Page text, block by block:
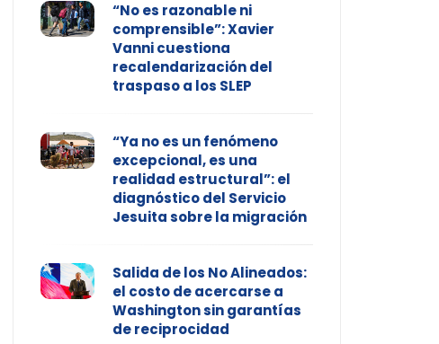
“No es razonable ni
comprensible”: Xavier
Vanni cuestiona
recalendarización del
traspaso a los SLEP
“Ya no es un fenómeno
excepcional, es una
realidad estructural”: el
diagnóstico del Servicio
Jesuita sobre la migración
Salida de los No Alineados:
el costo de acercarse a
Washington sin garantías
de reciprocidad